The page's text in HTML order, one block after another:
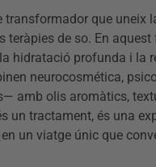
que uneix
de so. En
hidratació profunda i la
neurocosmética,
amb olis aromàtics,
un tractament, és una
un viatge únic que